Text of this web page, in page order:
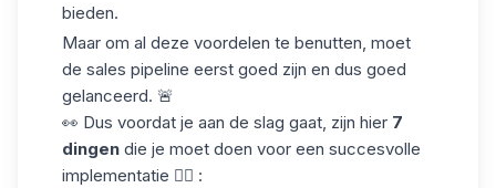
bieden.
Maar om al deze voordelen te benutten, moet
de sales pipeline eerst goed zijn en dus goed
gelanceerd. 🚨
👀 Dus voordat je aan de slag gaat, zijn hier 7
dingen die je moet doen voor een succesvolle
implementatie 👇🏼 :